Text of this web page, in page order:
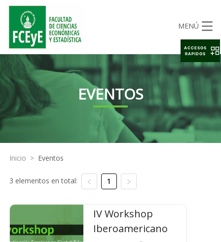
MENÚ
EVENTOS
Inicio > Eventos
3 elementos en total: 1
IV Workshop
Iberoamericano
ACCESOS
RAPIDOS